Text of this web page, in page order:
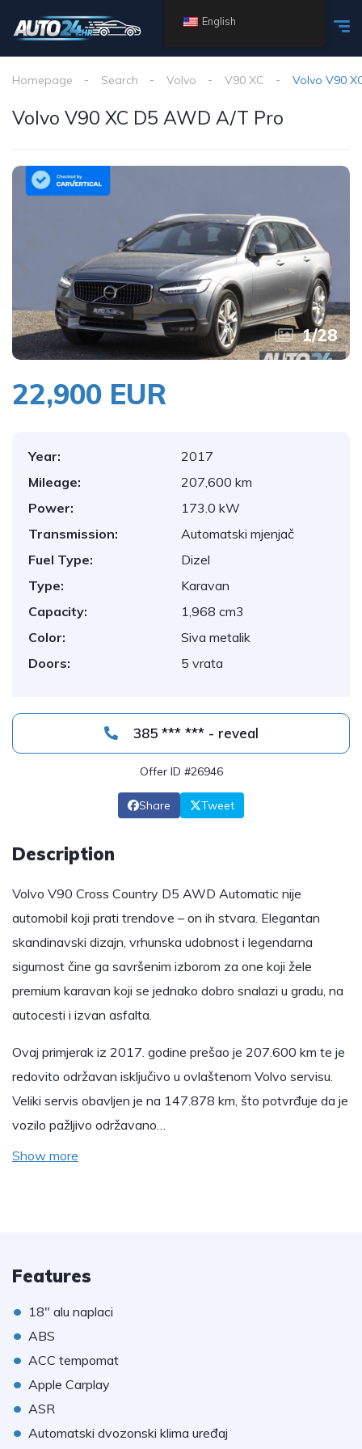
Homepage Search Volvo V90 XC Volvo V90
Volvo V90 XC D5 AWD A/T Pro
1/28
22,900 EUR
Year:
2017
Mileage:
207,600 km
Power:
173.0 kW
Transmission:
Automatski mjenjač
Fuel Type:
Dizel
Type:
Karavan
Capacity:
1,968 cm3
Color:
Siva metalik
Doors:
5 vrata
385 *** *** - reveal
Offer ID #26946
Share Tweet
Description
Volvo V90 Cross Country D5 AWD Automatic nije
automobil koji prati trendove – on ih stvara. Elegantan
skandinavski dizajn, vrhunska udobnost i legendarna
sigurnost čine ga savršenim izborom za one koji žele
premium karavan koji se jednako dobro snalazi u gradu, na
autocesti i izvan asfalta.
Ovaj primjerak iz 2017. godine prešao je 207.600 km te je
redovito održavan isključivo u ovlaštenom Volvo servisu.
Veliki servis obavljen je na 147.878 km, što potvrđuje da je
vozilo pažljivo održavano…
Show more
Features
• 18" alu naplaci
• ABS
• ACC tempomat
• Apple Carplay
• ASR
• Automatski dvozonski klima uređaj
English